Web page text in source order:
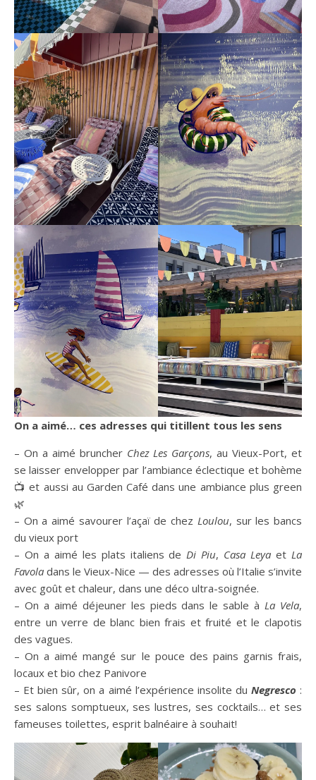
On a aimé… ces adresses qui titillent tous les sens
– On a aimé bruncher Chez Les Garçons, au Vieux-Port, et
se laisser envelopper par l’ambiance éclectique et bohème
📺 et aussi au Garden Café dans une ambiance plus green
🌿
– On a aimé savourer l’açaï de chez Loulou, sur les bancs
du vieux port
– On a aimé les plats italiens deDi Piu, Casa Leya etLa
Favola dans le Vieux-Nice — des adresses où l’Italie s’invite
avec goût et chaleur, dans une déco ultra-soignée.
– On a aimé déjeuner les pieds dans le sable àLa Vela,
entre un verre de blanc bien frais et fruité et le clapotis
des vagues.
– On a aimé mangé sur le pouce des pains garnis frais,
locaux et bio chez Panivore
– Et bien sûr, on a aimé l’expérience insolite du Negresco :
ses salons somptueux, ses lustres, ses cocktails… et ses
fameuses toilettes, esprit balnéaire à souhait!